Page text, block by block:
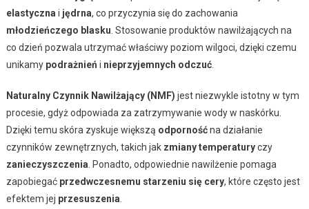
elastyczna i jędrna, co przyczynia się do zachowania
młodzieńczego blasku . Stosowanie produktów nawilżających na
co dzień pozwala utrzymać właściwy poziom wilgoci, dzięki czemu
unikamy podrażnień i nieprzyjemnych odczuć.
Naturalny Czynnik Nawilżający (NMF) jest niezwykle istotny w tym
procesie, gdyż odpowiada za zatrzymywanie wody w naskórku.
Dzięki temu skóra zyskuje większą odpornośćna działanie
czynników zewnętrznych, takich jak zmiany temperaturyczy
zanieczyszczenia . Ponadto, odpowiednie nawilżenie pomaga
zapobiegać przedwczesnemu starzeniu się cery, które często jest
efektem jej przesuszenia